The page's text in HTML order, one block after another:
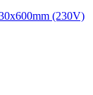
(230V)